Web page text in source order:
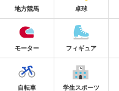
地方競馬 卓球
モーター フィギュア
自転車 学生スポーツ